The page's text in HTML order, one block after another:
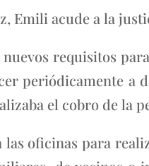
Emili acude a la
requisitos
periódicamente a
el cobro de la
las oficinas para